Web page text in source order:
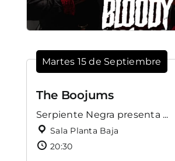
Martes 15 de Septiembre
The Boojums
Serpiente Negra presenta ...
Sala Planta Baja
20:30